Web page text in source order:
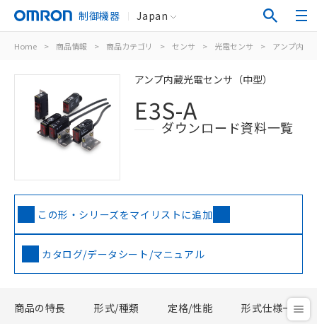
制御機器 Japan
Home > 商品情報 > 商品カテゴリ > センサ > 光電センサ > アンプ内蔵
アンプ内蔵光電センサ（中型）
E3S-A
ダウンロード資料一覧
この形・シリーズをマイリストに追加
カタログ/データシート/マニュアル
商品の特長 形式/種類 定格/性能 形式仕様一覧